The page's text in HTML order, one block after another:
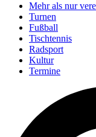
Mehr als nur
Turnen
Fußball
Tischtennis
Radsport
Kultur
Termine